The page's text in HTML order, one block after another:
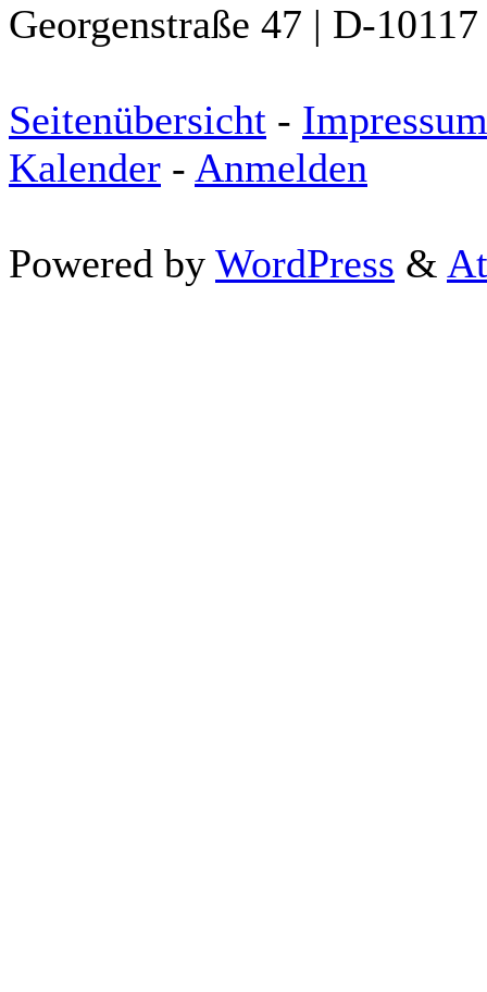
Georgenstraße 47 | D-
Seitenübersicht - Impressum
Kalender - Anmelden
Powered by WordPress &